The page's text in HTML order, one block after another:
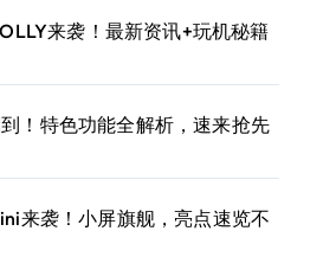
来袭！最新资讯+玩机秘籍
！特色功能全解析，速来抢先
来袭！小屏旗舰，亮点速览不